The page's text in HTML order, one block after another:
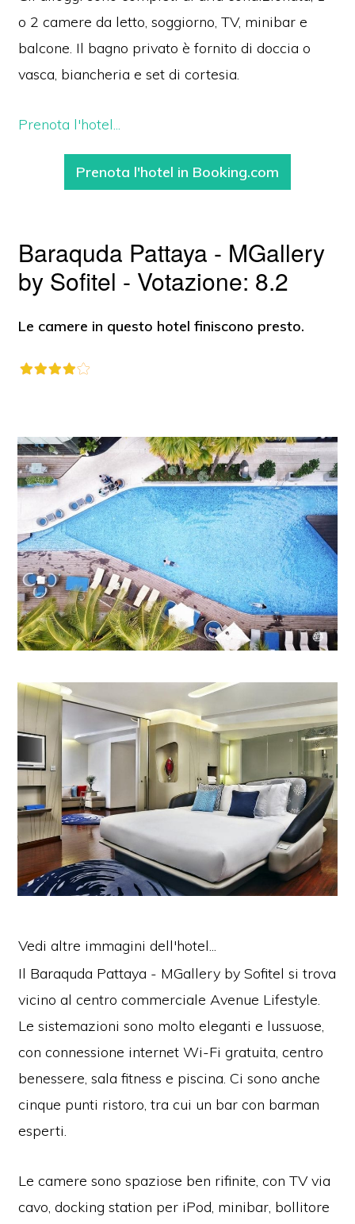
o 2 camere da letto, soggiorno, TV, minibar e
balcone. Il bagno privato è fornito di doccia o
vasca, biancheria e set di cortesia.
Prenota l'hotel...
Prenota l'hotel in Booking.com
Baraquda Pattaya - MGallery
by Sofitel - Votazione: 8.2
Le camere in questo hotel finiscono presto.
Vedi altre immagini dell'hotel...
Il Baraquda Pattaya - MGallery by Sofitel si trova
vicino al centro commerciale Avenue Lifestyle.
Le sistemazioni sono molto eleganti e lussuose,
con connessione internet Wi-Fi gratuita, centro
benessere, sala fitness e piscina. Ci sono anche
cinque punti ristoro, tra cui un bar con barman
esperti.
Le camere sono spaziose ben rifinite, con TV via
cavo, docking station per iPod, minibar, bollitore